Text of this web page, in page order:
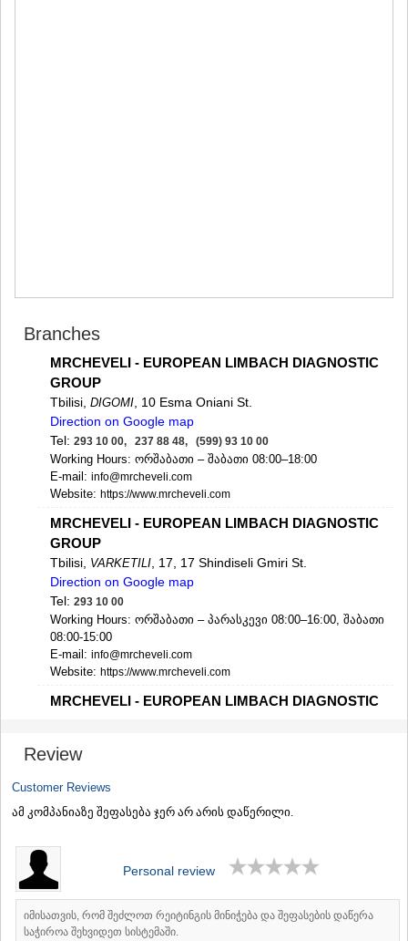
TSAGERI
ABASHA
ZUGDIDI
MARTVILI
MESTIA
TSALENJIKHA
KHOBI
JVARI
SAMTSKHE-JAVAKHETI
ADIGENI
ASPINDZA
AKHALKALAKI
AKHALTSIKHE
BORJOMI
NINOTSMINDA
ABASTUMANI
VALE
BOLNISI
DMANISI
TETRITSKARO
MARNEULI
TSALKA
SHIDA KARTLI
GORI
KASPI
KARELI
Branches
MRCHEVELI - EUROPEAN LIMBACH DIAGNOSTIC
GROUP
Tbilisi, DIGOMI , 10 Esma Oniani St.
Direction on Google map
Tel: 293 10 00, 237 88 48, (599) 93 10 00
Working Hours: ორშაბათი – შაბათი 08:00–18:00
E-mail: info@mrcheveli.com
Website: https://www.mrcheveli.com
MRCHEVELI - EUROPEAN LIMBACH DIAGNOSTIC
GROUP
Tbilisi, VARKETILI , 17, 17 Shindiseli Gmiri St.
Direction on Google map
Tel: 293 10 00
Working Hours: ორშაბათი – პარასკევი 08:00–16:00, შაბათი
08:00-15:00
E-mail: info@mrcheveli.com
Website: https://www.mrcheveli.com
MRCHEVELI - EUROPEAN LIMBACH DIAGNOSTIC
Direction on Google map
293 10 00, (599) 931 000
08:00-15:00
Website:
MRCHEVELI - EUROPEAN LIMBACH DIAGNOSTIC
GROUP
Tbilisi,VAKE, 47a Chavchavadze Ave.
Direction on Google map
Review
Customer Reviews
ამ კომპანიაზე შეფასება ჯერ არ არის დაწერილი.
Personal review
იმისათვის, რომ შეძლოთ რეიტინგის მინიჭება და შეფასების დაწერა
საჭიროა შეხვიდეთ სისტემაში.